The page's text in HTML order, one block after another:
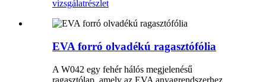
vizsgálatrészlet
EVA forró olvadékú ragasztófólia
A W042 egy fehér hálós megjelenésű
ragasztólap, amely az EVA anyagrendszerhez